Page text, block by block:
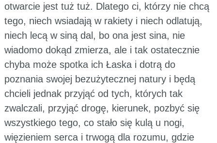
otwarcie jest tuż tuż. Dlatego ci, którzy nie chcą
tego, niech wsiadają w rakiety i niech odlatują,
niech lecą w siną dal, bo ona jest sina, nie
wiadomo dokąd zmierza, ale i tak ostatecznie
chyba może spotka ich Łaska i dotrą do
poznania swojej bezużytecznej natury i będą
chcieli jednak przyjąć od tych, których tak
zwalczali, przyjąć drogę, kierunek, pozbyć się
wszystkiego tego, co stało się kulą u nogi,
więzieniem serca i trwogą dla rozumu, gdzie